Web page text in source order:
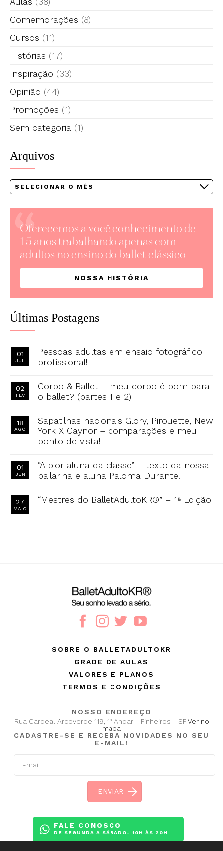
Comemorações (8)
Cursos (11)
Histórias (17)
Inspiração (33)
Opinião (44)
Promoções (1)
Sem categoria (1)
Arquivos
Arquivos
Oferecemos a você conhecimento de
15 anos trabalhando apenas com
adultos no ensino do ballet clássico
NOSSA HISTÓRIA
Últimas Postagens
01
JUL
Pessoas adultas em ensaio fotográfico
profissional!
02
FEV
Corpo & Ballet – meu corpo é bom para
o ballet? (partes 1 e 2)
18
AGO
Sapatilhas nacionais Glory, Pirouette, New
York X Gaynor – comparações e meu
ponto de vista!
01
JUN
“A pior aluna da classe” – texto da nossa
bailarina e aluna Paloma Durante.
27
MAIO
“Mestres do BalletAdultoKR®” – 1ª Edição
NOSSO ENDEREÇO
Rua Cardeal Arcoverde 119, 1º Andar - Pinheiros - SPVer no
mapa
CADASTRE-SE E RECEBA NOVIDADES NO SEU
E-MAIL!
FALE CONOSCO
DE SEGUNDA A SÁBADO- 10H ÀS 20H
SOBRE O BALLETADULTOKR
GRADE DE AULAS
VALORES E PLANOS
TERMOS E CONDIÇÕES